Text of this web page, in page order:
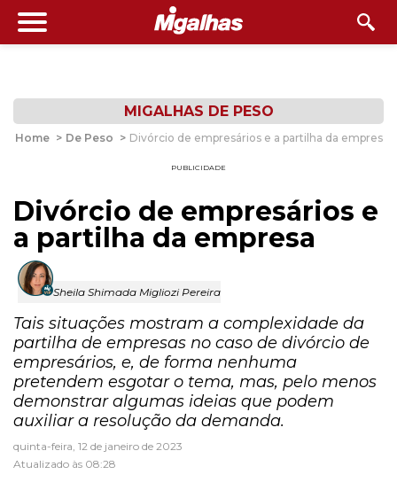
MIGALHAS DE PESO
Home > De Peso > Divórcio de empresários e a partilha da empresa
PUBLICIDADE
Divórcio de empresários e
a partilha da empresa
Sheila Shimada Migliozi Pereira
Tais situações mostram a complexidade da
partilha de empresas no caso de divórcio de
empresários, e, de forma nenhuma
pretendem esgotar o tema, mas, pelo menos
demonstrar algumas ideias que podem
auxiliar a resolução da demanda.
quinta-feira, 12 de janeiro de 2023
Atualizado às 08:28